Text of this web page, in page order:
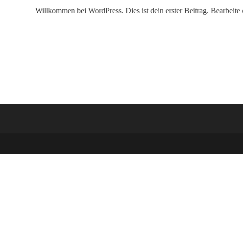
Willkommen bei WordPress. Dies ist dein erster Beitrag.